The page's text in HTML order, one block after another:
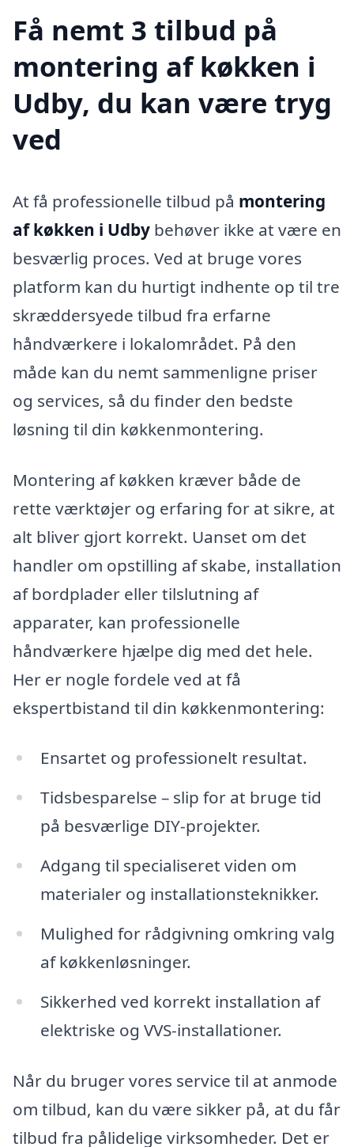
Få nemt 3 tilbud på
montering af køkken i
Udby, du kan være tryg
ved
At få professionelle tilbud på montering
af køkken i Udby behøver ikke at være en
besværlig proces. Ved at bruge vores
platform kan du hurtigt indhente op til tre
skræddersyede tilbud fra erfarne
håndværkere i lokalområdet. På den
måde kan du nemt sammenligne priser
og services, så du finder den bedste
løsning til din køkkenmontering.
Montering af køkken kræver både de
rette værktøjer og erfaring for at sikre, at
alt bliver gjort korrekt. Uanset om det
handler om opstilling af skabe, installation
af bordplader eller tilslutning af
apparater, kan professionelle
håndværkere hjælpe dig med det hele.
Her er nogle fordele ved at få
ekspertbistand til din køkkenmontering:
Ensartet og professionelt resultat.
Tidsbesparelse – slip for at bruge tid
på besværlige DIY-projekter.
Adgang til specialiseret viden om
materialer og installationsteknikker.
Mulighed for rådgivning omkring valg
af køkkenløsninger.
Sikkerhed ved korrekt installation af
elektriske og VVS-installationer.
Når du bruger vores service til at anmode
om tilbud, kan du være sikker på, at du får
tilbud fra pålidelige virksomheder. Det er